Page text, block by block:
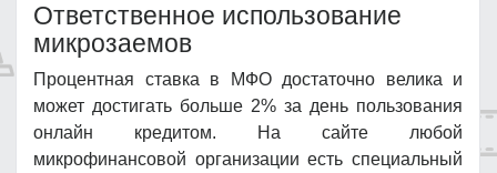
Ответственное использование
микрозаемов
Процентная ставка в МФО достаточно велика и
может достигать больше 2% за день пользования
онлайн кредитом. На сайте любой
микрофинансовой организации есть специальный